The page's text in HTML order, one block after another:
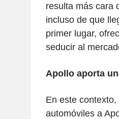
resulta más cara
incluso de que
primer lugar,
seducir al
Apollo aporta
En este
automóviles a